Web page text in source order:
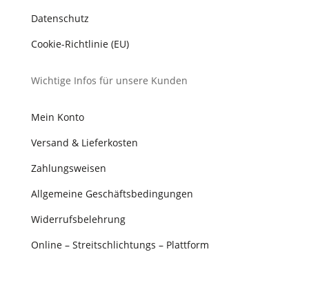
Datenschutz
Cookie-Richtlinie (EU)
Wichtige Infos für unsere Kunden
Mein Konto
Versand & Lieferkosten
Zahlungsweisen
Allgemeine Geschäftsbedingungen
Widerrufsbelehrung
Online – Streitschlichtungs – Plattform